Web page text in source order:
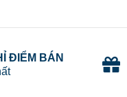
ĐIỂM BÁN